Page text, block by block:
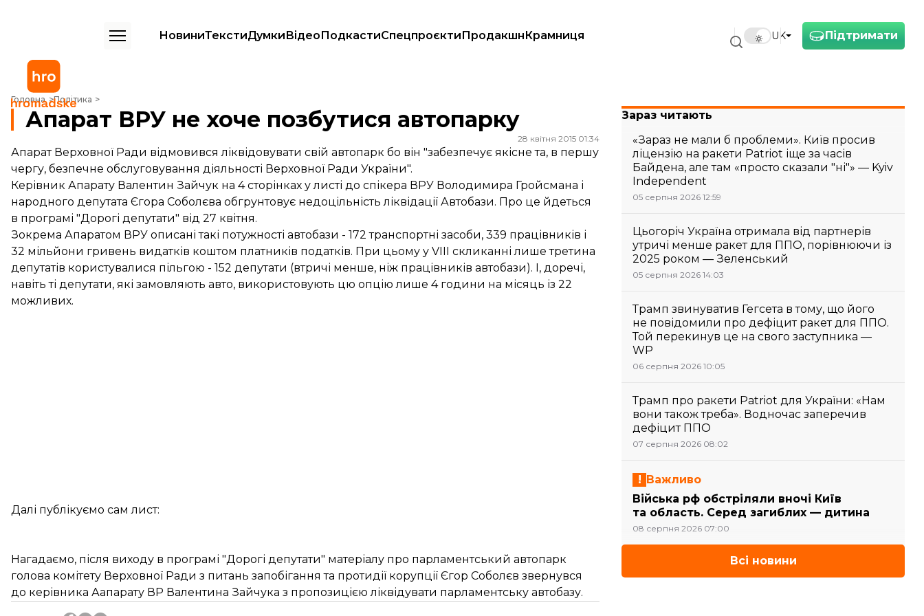
Підтримати
UK
НовиниТекстиДумкиВідеоПодкастиСпецпроєктиПродакшнКрамниця
Головна Політика
Апарат ВРУ не хоче позбутися автопарку
Апарат ВРУ не хоче позбутися автопарку
28 квітня 2015 01:34
Апарат Верховної Ради відмовився ліквідовувати свій автопарк бо він "забезпечує якісне та, в першу
чергу, безпечне обслуговування діяльності Верховної Ради України".
Керівник Апарату Валентин Зайчук на 4 сторінках у листі до спікера ВРУ Володимира Гройсмана і
народного депутата Єгора Соболєва обгрунтовує недоцільність ліквідації Автобази. Про це йдеться
в програмі "Дорогі депутати" від 27 квітня.
Зокрема Апаратом ВРУ описані такі потужності автобази - 172 транспортні засоби, 339 працівників і
32 мільйони гривень видатків коштом платників податків. При цьому у VIII скликанні лише третина
депутатів користувалися пільгою - 152 депутати (втричі менше, ніж працівників автобази). І, доречі,
навіть ті депутати, які замовляють авто, використовують цю опцію лише 4 години на місяць із 22
можливих.
Далі публікуємо сам лист:
Нагадаємо, після виходу в програмі "Дорогі депутати" матеріалу про парламентський автопарк
голова комітету Верховної Ради з питань запобігання та протидії корупції Єгор Соболєв звернувся
до керівника Аапарату ВР Валентина Зайчука з пропозицією ліквідувати парламентську автобазу.
Зараз читають
«Зараз не мали б проблеми». Київ просив
ліцензію на ракети Patriot іще за часів
Байдена, але там «просто сказали "ні"» — Kyiv
Independent
05 серпня 2026 12:59
Цьогоріч Україна отримала від партнерів
утричі менше ракет для ППО, порівнюючи із
2025 роком — Зеленський
05 серпня 2026 14:03
Трамп звинуватив Гегсета в тому, що його
не повідомили про дефіцит ракет для ППО.
Той перекинув це на свого заступника —
WP
06 серпня 2026 10:05
Трамп про ракети Patriot для України: «Нам
вони також треба». Водночас заперечив
дефіцит ППО
07 серпня 2026 08:02
Важливо
Війська рф обстріляли вночі Київ
та область. Серед загиблих — дитина
08 серпня 2026 07:00
Всі новини